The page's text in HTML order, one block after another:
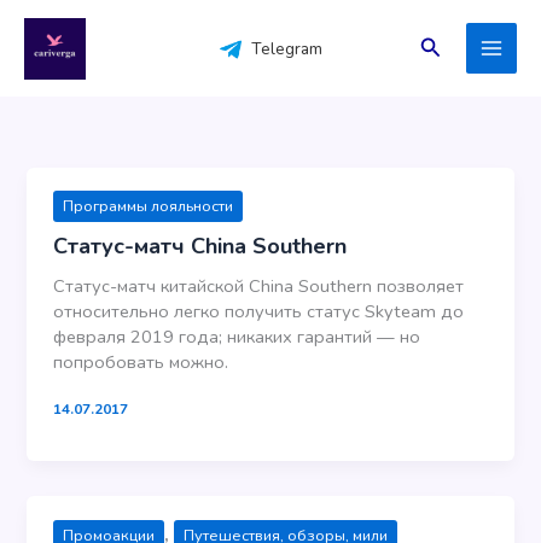
содержимому
Telegram Поиск
Программы лояльности
Статус-матч China Southern
Статус-матч китайской China Southern позволяет
относительно легко получить статус Skyteam до
февраля 2019 года; никаких гарантий — но
попробовать можно.
14.07.2017
Промоакции , Путешествия, обзоры, мили